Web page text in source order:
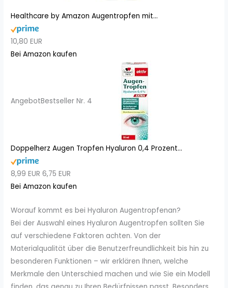
Healthcare by Amazon Augentropfen mit...
10,80 EUR
Bei Amazon kaufen
AngebotBestseller Nr. 4
Doppelherz Augen Tropfen Hyaluron 0,4 Prozent...
8,99 EUR 6,75 EUR
Bei Amazon kaufen
Worauf kommt es bei Hyaluron Augentropfenan?
Bei der Auswahl eines Hyaluron Augentropfen sollten Sie
auf verschiedene Faktoren achten. Von der
Materialqualität über die Benutzerfreundlichkeit bis hin zu
besonderen Funktionen – wir erklären Ihnen, welche
Merkmale den Unterschied machen und wie Sie ein Modell